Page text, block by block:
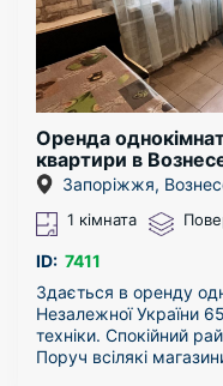
Оренда
квартири в
районі
Запоріжжя,
1 кімната
ID: 7411
Здається в оренду
Незалежної України
техніки. Спокійний
Поруч всілякі